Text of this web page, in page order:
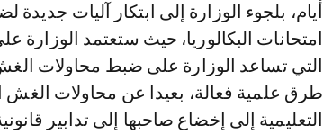
أيام، بلجوء الوزارة إلى ابتكار آليات
امتحانات البكالوريا، حيث ستعتمد الوزارة
التي تساعد الوزارة على ضبط محاولات
طرق علمية فعالة، بعيدا عن محاولات
التعليمية إلى إخضاع صاحبها إلى تدابير